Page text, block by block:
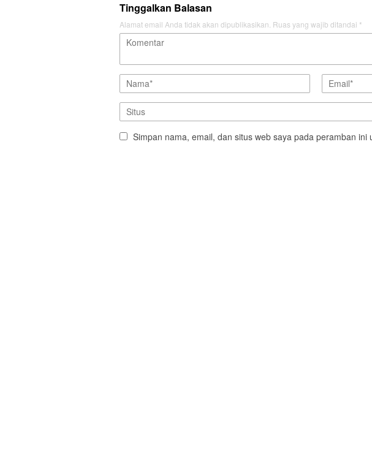
Tinggalkan Balasan
Alamat email Anda tidak akan dipublikasikan. Ruas yang wajib ditandai *
Simpan nama, email, dan situs web saya pada peramban ini